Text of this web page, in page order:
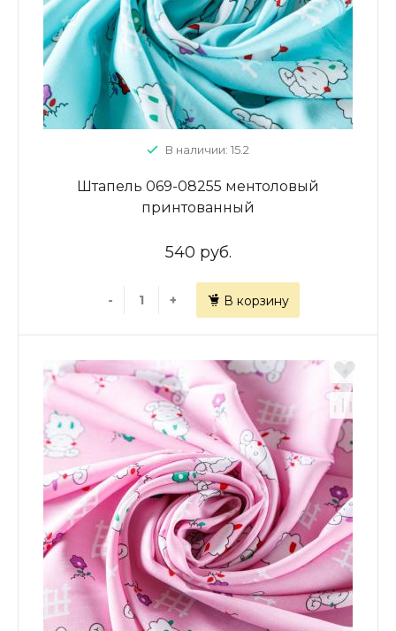
В наличии: 15.2
Штапель 069-08255 ментоловый
принтованный
540 руб.
- + В корзину